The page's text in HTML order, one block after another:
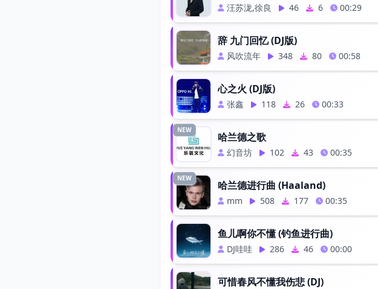
汪苏泷,徐良 46 6 00:29
辞 九门回忆 (DJ版)
风吹流年 348 80 00:58
心之火 (DJ版)
张鑫 118 26 00:33
NEW
哈兰德之歌
幻音坊 102 43 00:35
NEW
哈兰德进行曲 (Haaland)
mm 508 177 00:35
鱼儿啊你不懂 (钓鱼进行曲)
DJ哇哇 286 46 00:00
可惜春风不懂我伤悲 (DJ)